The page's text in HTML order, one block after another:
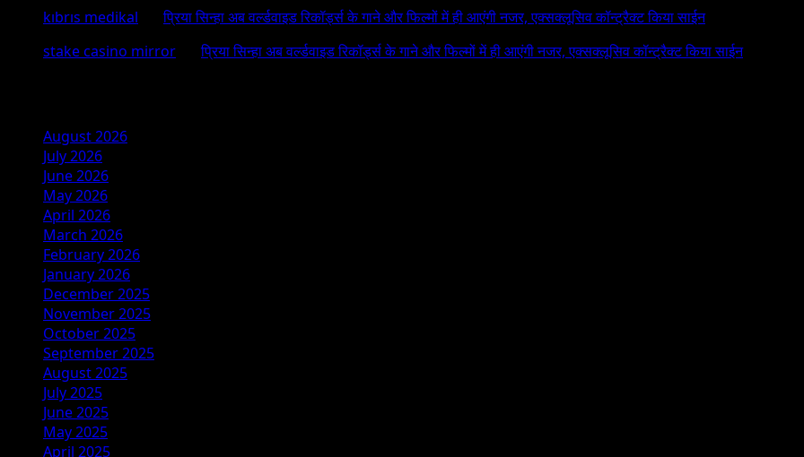
kıbrıs medikal onप्रिया सिन्हा अब वर्ल्डवाइड रिकॉर्ड्स के गाने और फिल्मों में ही आएंगी नजर, एक्सक्लूसिव कॉन्ट्रैक्ट किया साईन
stake casino mirror onप्रिया सिन्हा अब वर्ल्डवाइड रिकॉर्ड्स के गाने और फिल्मों में ही आएंगी नजर, एक्सक्लूसिव कॉन्ट्रैक्ट किया साईन
August 2026
July 2026
June 2026
May 2026
April 2026
March 2026
February 2026
January 2026
December 2025
November 2025
October 2025
September 2025
August 2025
July 2025
June 2025
May 2025
April 2025